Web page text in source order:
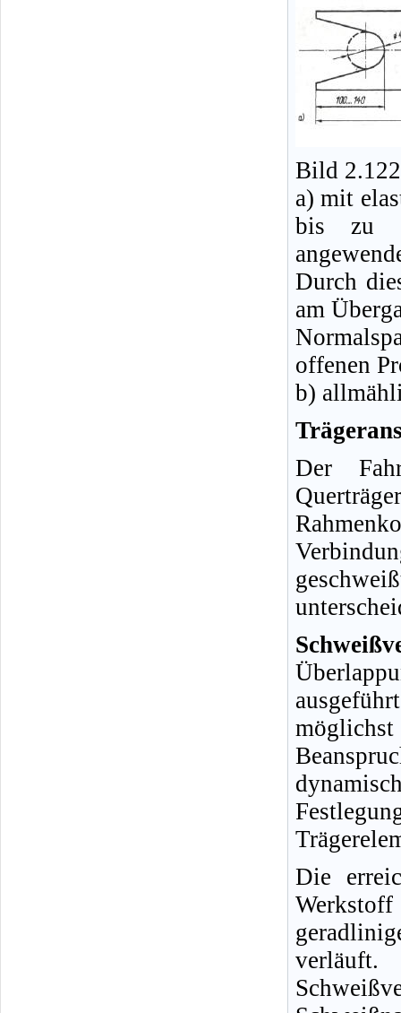
Bild
a) mit
bis zu
Durch
am
offenen
b)
Der
Die